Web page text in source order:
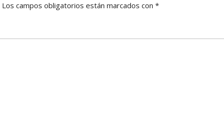
Los campos obligatorios están marcados con *